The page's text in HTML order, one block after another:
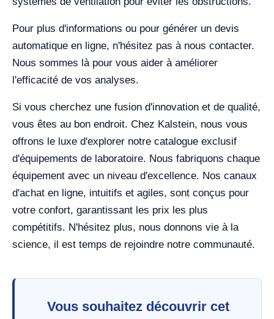
Pour plus d'informations ou pour générer un devis
automatique en ligne, n'hésitez pas à nous contacter.
Nous sommes là pour vous aider à améliorer
l'efficacité de vos analyses.
Si vous cherchez une fusion d'innovation et de qualité,
vous êtes au bon endroit. Chez Kalstein, nous vous
offrons le luxe d'explorer notre catalogue exclusif
d'équipements de laboratoire. Nous fabriquons chaque
équipement avec un niveau d'excellence. Nos canaux
d'achat en ligne, intuitifs et agiles, sont conçus pour
votre confort, garantissant les prix les plus
compétitifs. N'hésitez plus, nous donnons vie à la
science, il est temps de rejoindre notre communauté.
Vous souhaitez découvrir cet